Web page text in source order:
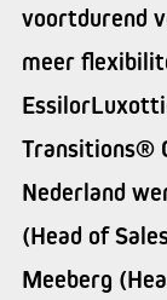
voortdurend
meer
Transitions®
Nederland
(Head of
Meeberg